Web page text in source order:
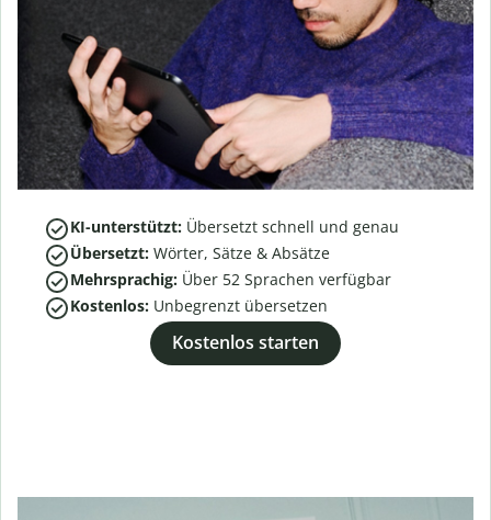
KI-unterstützt: Übersetzt schnell und genau
Übersetzt: Wörter, Sätze & Absätze
Mehrsprachig: Über 52 Sprachen verfügbar
Kostenlos: Unbegrenzt übersetzen
Kostenlos starten